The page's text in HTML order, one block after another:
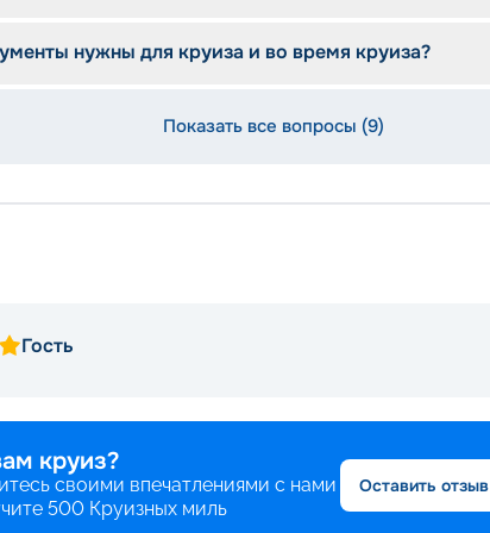
зал под открытым небом;
24 часа.
нужны для круиза и во время круиза?
Показать все вопросы (9)
Гость
круиз?
своими впечатлениями с нами
500 Круизных миль
Оставить отзыв